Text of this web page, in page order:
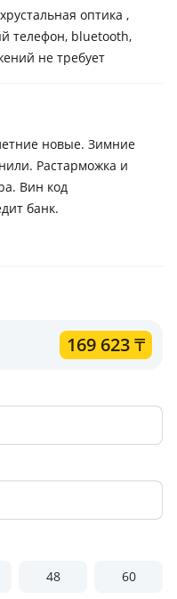
оптика ,
телефон, bluetooth,
не требует
новые. Зимние
Растарможка и
Вин код
банк.
169 623₸
48 60